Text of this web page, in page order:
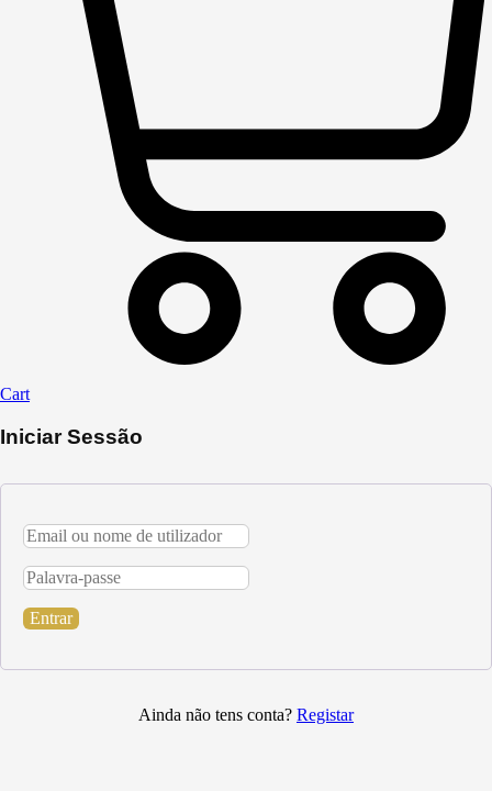
Cart
Iniciar Sessão
Entrar
Ainda não tens conta? Registar